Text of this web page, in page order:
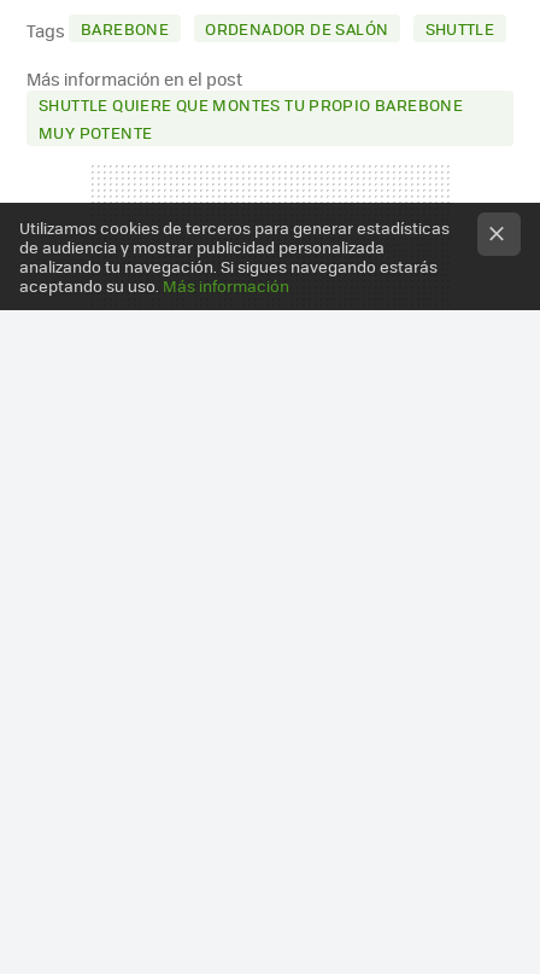
MAIL
Tags BAREBONE ORDENADOR DE SALÓN SHUTTLE
Más información en el post
SHUTTLE QUIERE QUE MONTES TU PROPIO BAREBONE
MUY POTENTE
Utilizamos cookies de terceros para generar estadísticas
de audiencia y mostrar publicidad personalizada
analizando tu navegación. Si sigues navegando estarás
aceptando su uso. Más información